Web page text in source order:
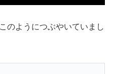
のようにつぶやいていまし